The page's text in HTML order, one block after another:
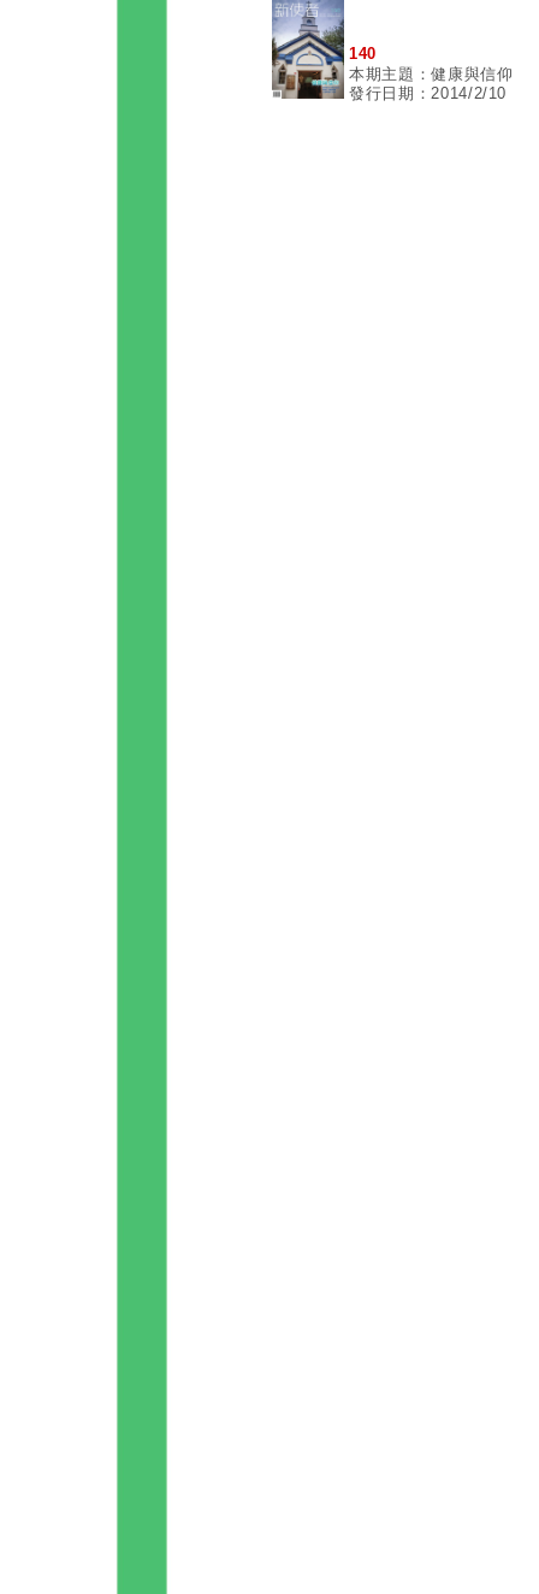
140
本期主題：健康與信仰
發行日期：2014/2/10